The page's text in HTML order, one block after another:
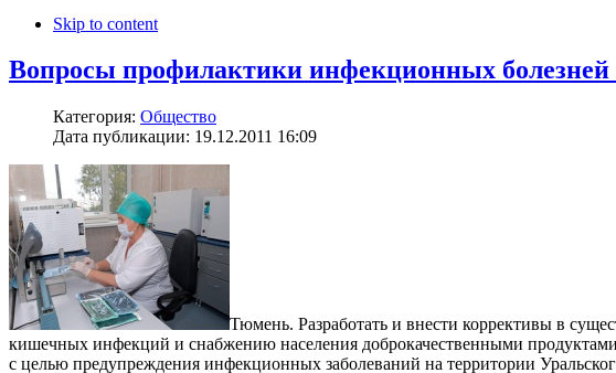
Skip to content
Вопросы профилактики инфекционных
Категория: Общество
Дата публикации: 19.12.2011 16:09
Тюмень. Разработать и внести коррективы в
кишечных инфекций и снабжению населения доброкачественными
с целью предупреждения инфекционных заболеваний на территории